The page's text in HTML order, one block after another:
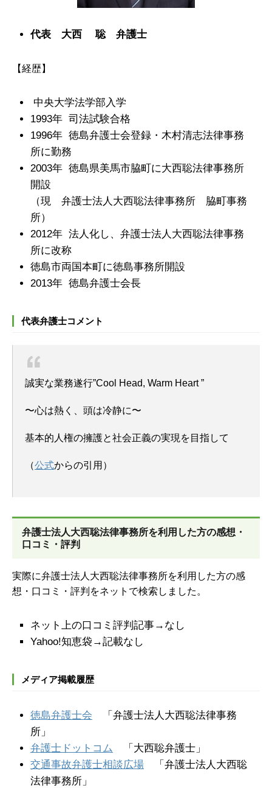
代表 大西 聡 弁護士
【経歴】
中央大学法学部入学
1993年 司法試験合格
1996年 徳島弁護士会登録・木村清志法律事務
所に勤務
2003年 徳島県美馬市脇町に大西聡法律事務所
開設
（現 弁護士法人大西聡法律事務所 脇町事務
所）
2012年 法人化し、弁護士法人大西聡法律事務
所に改称
徳島市両国本町に徳島事務所開設
2013年 徳島弁護士会長
代表弁護士コメント
誠実な業務遂行”Cool Head, Warm Heart ”
〜心は熱く、頭は冷静に〜
基本的人権の擁護と社会正義の実現を目指して
（公式からの引用）
弁護士法人大西聡法律事務所を利用した方の感想・
口コミ・評判
実際に弁護士法人大西聡法律事務所を利用した方の感
想・口コミ・評判をネットで検索しました。
ネット上の口コミ評判記事→なし
Yahoo!知恵袋→記載なし
メディア掲載履歴
徳島弁護士会 「弁護士法人大西聡法律事務
所」
弁護士ドットコム 「大西聡弁護士」
交通事故弁護士相談広場 「弁護士法人大西聡
法律事務所」